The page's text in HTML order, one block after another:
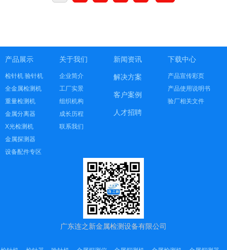
产品展示
检针机 验针机
全金属检测机
重量检测机
金属分离器
X光检测机
金属探测器
设备配件专区
关于我们
企业简介
工厂实景
组织机构
成长历程
联系我们
新闻资讯
解决方案
客户案例
人才招聘
下载中心
产品宣传彩页
产品使用说明书
验厂相关文件
广东连之新金属检测设备有限公司